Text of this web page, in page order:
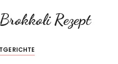
Brokkoli Rezept